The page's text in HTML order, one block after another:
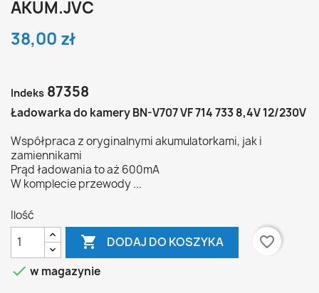
AKUM.JVC
38,00 zł
Indeks 87358
Ładowarka do kamery BN-V707 VF 714 733 8,4V 12/230V
Współpraca z oryginalnymi akumulatorkami, jak i
zamiennikami
Prąd ładowania to aż 600mA
W komplecie przewody ...
Ilość
 DODAJ DO KOSZYKA
favorite_border
 w magazynie